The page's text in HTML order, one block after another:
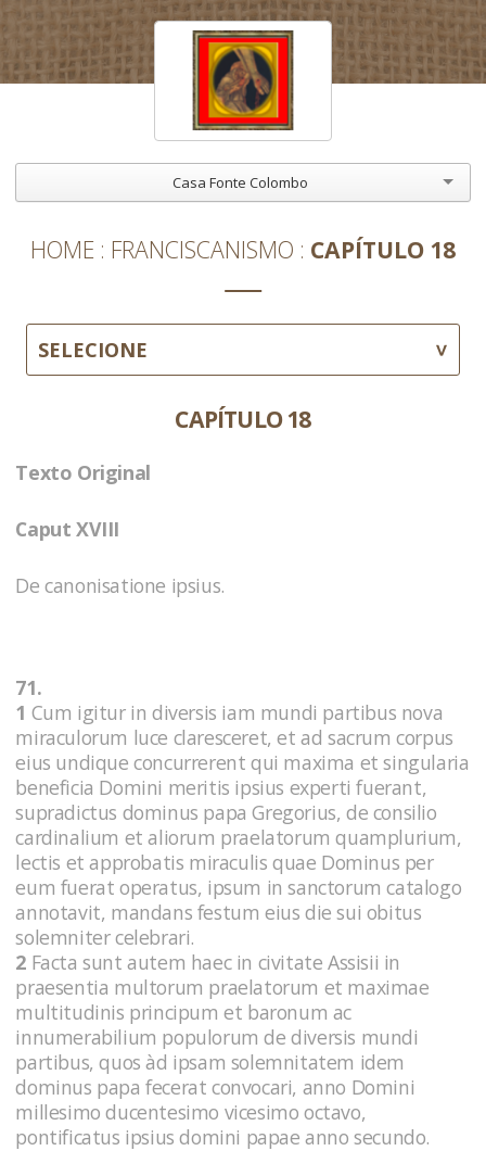
Casa Fonte Colombo
HOME FRANCISCANISMO CAPÍTULO 18
SELECIONE
CAPÍTULO 18
Texto Original
Caput XVIII
De canonisatione ipsius.
71.
1 Cum igitur in diversis iam mundi partibus nova
miraculorum luce claresceret, et ad sacrum corpus
eius undique concurrerent qui maxima et singularia
beneficia Domini meritis ipsius experti fuerant,
supradictus dominus papa Gregorius, de consilio
cardinalium et aliorum praelatorum quamplurium,
lectis et approbatis miraculis quae Dominus per
eum fuerat operatus, ipsum in sanctorum catalogo
annotavit, mandans festum eius die sui obitus
solemniter celebrari.
2 Facta sunt autem haec in civitate Assisii in
praesentia multorum praelatorum et maximae
multitudinis principum et baronum ac
innumerabilium populorum de diversis mundi
partibus, quos àd ipsam solemnitatem idem
dominus papa fecerat convocari, anno Domini
millesimo ducentesimo vicesimo octavo,
pontificatus ipsius domini papae anno secundo.